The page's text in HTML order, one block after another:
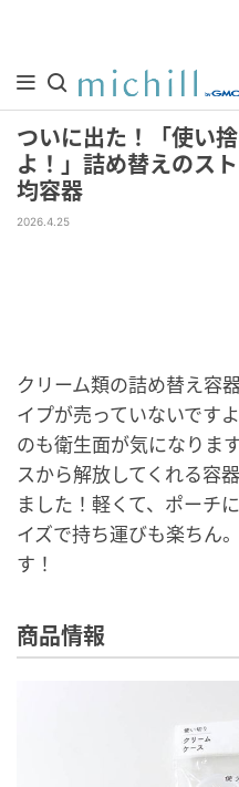
ついに出た！「使い
よ！」詰め替えのス
均容器
2026.4.25
クリーム類の詰め替え容
イプが売っていないです
のも衛生面が気になりま
スから解放してくれる容
ました！軽くて、ポーチ
イズで持ち運びも楽ちん
す！
商品情報